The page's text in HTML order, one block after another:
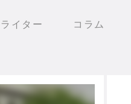
ライター コラム